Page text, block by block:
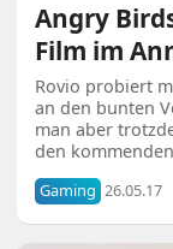
Angry
Film im
Rovio probiert
an den bunten
man aber
den
Gaming 26.05.17